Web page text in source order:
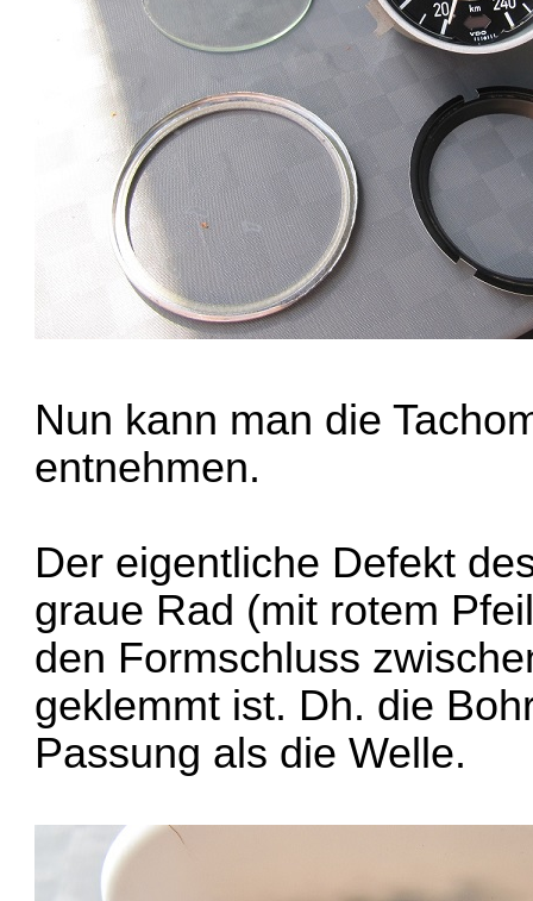
Nun kann man die
entnehmen.
Der eigentliche Defekt
graue Rad (mit rotem
den Formschluss
geklemmt ist. Dh. die
Passung als die Welle.